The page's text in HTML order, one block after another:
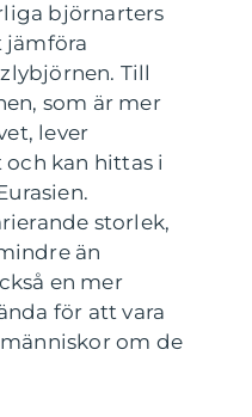
björnarters
jämföra
Till
som är mer
lever
kan hittas i
storlek,
än
en mer
för att vara
om de